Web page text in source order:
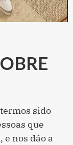
sido
que
nos dão a